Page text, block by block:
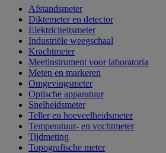
Afstandsmeter
Diktemeter en detector
Elektriciteitsmeter
Industriële weegschaal
Krachtmeter
Meetinstrument voor laboratoria
Meten en markeren
Omgevingsmeter
Optische apparatuur
Snelheidsmeter
Teller en hoeveelheidsmeter
Temperatuur- en vochtmeter
Tijdmeting
Topografische meter